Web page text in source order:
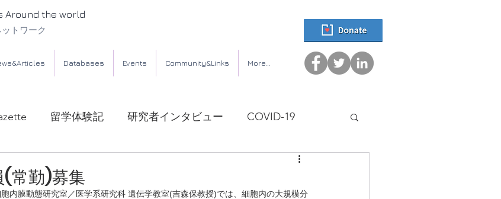
Around the world
トワーク
Databases Events Community&Links More...
留学体験記 研究者インタビュー COVID-19
(常勤)募集
内膜動態研究室／医学系研究科 遺伝学教室(吉森保教授)では、細胞内の大規模分